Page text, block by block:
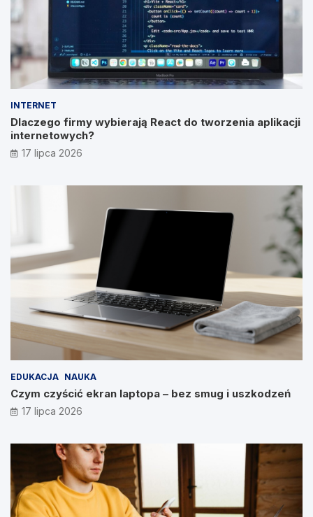
INTERNET
Dlaczego firmy wybierają React do tworzenia aplikacji
internetowych?
17 lipca 2026
EDUKACJA NAUKA
Czym czyścić ekran laptopa – bez smug i uszkodzeń
17 lipca 2026